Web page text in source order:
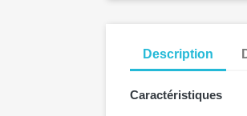
Description
Caractéristiques